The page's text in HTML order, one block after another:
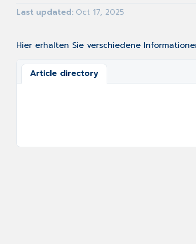
Last updated Oct 17, 2025
Hier erhalten Sie verschiedene
Article directory